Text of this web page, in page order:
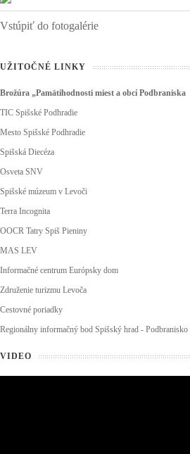
Vstúpiť do fotogalérie
UŽITOČNÉ LINKY
Brožúra „Pamätihodnosti miest a obcí Podbraniska
TIC Spišské Podhradie
Mesto Spišské Podhradie
Spišská Diecéza
Osveta SNV
Spišské múzeum v Levoči
Terra Incognita
OOCR Tatry Spiš Pieniny
MAS LEV
Informačné centrum Európsky dom
Združenie turizmu Levoča
Cestovné poriadky
Regionálny informačný bod Spišský hrad - Podbranisko
VIDEO